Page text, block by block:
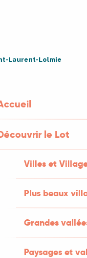
le Lot
Villes et
Plus beaux
Grandes
Paysages et
Laurent-Lolmie
de Saint-
BIO
Lendou-en-